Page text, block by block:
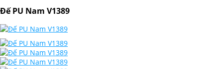
Đế PU Nam V1389